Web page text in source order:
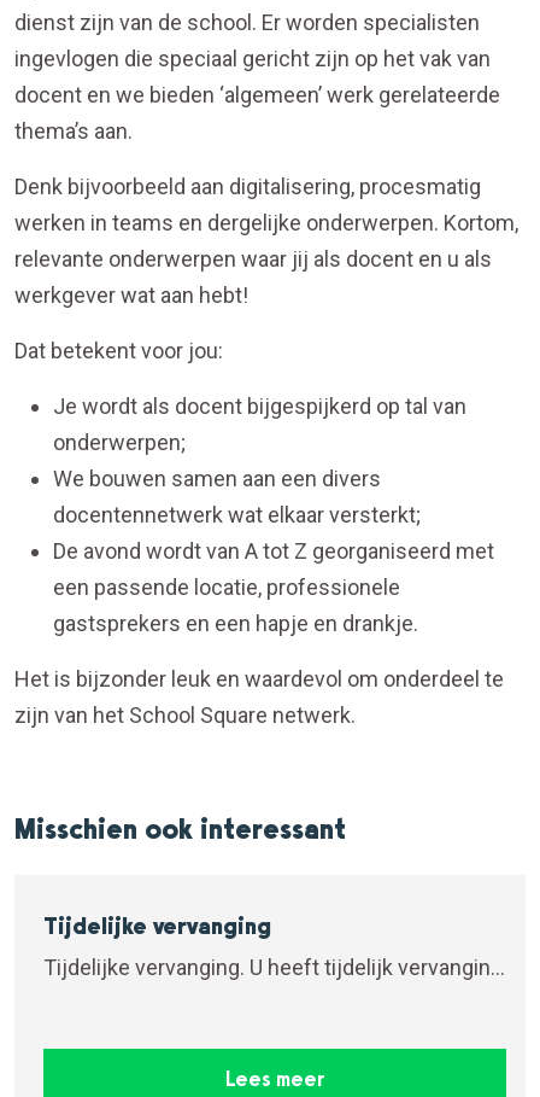
dienst zijn van de school. Er worden specialisten
ingevlogen die speciaal gericht zijn op het vak van
docent en we bieden ‘algemeen’ werk gerelateerde
thema’s aan.
Denk bijvoorbeeld aan digitalisering, procesmatig
werken in teams en dergelijke onderwerpen. Kortom,
relevante onderwerpen waar jij als docent en u als
werkgever wat aan hebt!
Dat betekent voor jou:
Je wordt als docent bijgespijkerd op tal van
onderwerpen;
We bouwen samen aan een divers
docentennetwerk wat elkaar versterkt;
De avond wordt van A tot Z georganiseerd met
een passende locatie, professionele
gastsprekers en een hapje en drankje.
Het is bijzonder leuk en waardevol om onderdeel te
zijn van het School Square netwerk.
Misschien ook interessant
Tijdelijke vervanging
Tijdelijke vervanging. U heeft tijdelijk vervanging
Lees meer